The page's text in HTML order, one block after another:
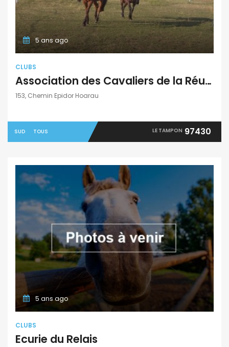
5 ans ago
CLUBS
Association des Cavaliers de la Réunion
153, Chemin Epidor Hoarau
SUD TOUS LE TAMPON 97430
5 ans ago
CLUBS
Ecurie du Relais